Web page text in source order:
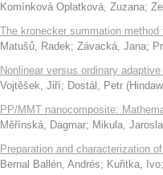
Komínková Oplatková, Zuzana;
The kronecker summation
Matušů, Radek; Závacká, Jana;
Nonlinear versus ordinary
Vojtěšek, Jiří; Dostál, Petr (
PP/MMT nanocomposite:
Měřínská, Dagmar; Mikula,
Preparation and characterization
Bernal Ballén, Andrés; Kuřitka, Ivo;